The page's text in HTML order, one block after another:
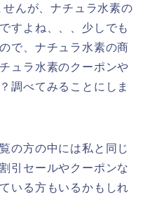
んが、ナチュラ水素の
すよね、、、少しでも
で、ナチュラ水素の商
ュラ水素のクーポンや
調べてみることにしま
の方の中には私と同じ
引セールやクーポンな
いる方もいるかもしれ